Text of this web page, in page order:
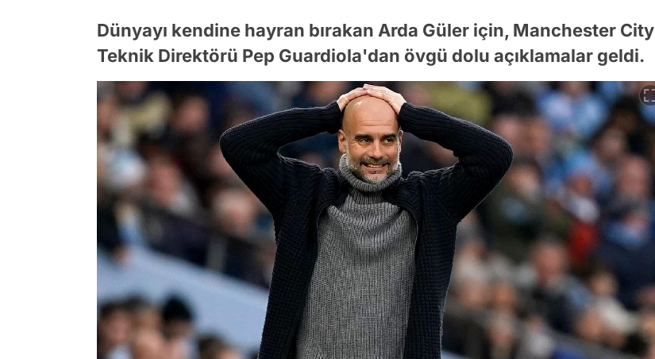
Dünyayı kendine hayran bırakan Arda Güler için, Manchester City
Teknik Direktörü Pep Guardiola'dan övgü dolu açıklamalar geldi.